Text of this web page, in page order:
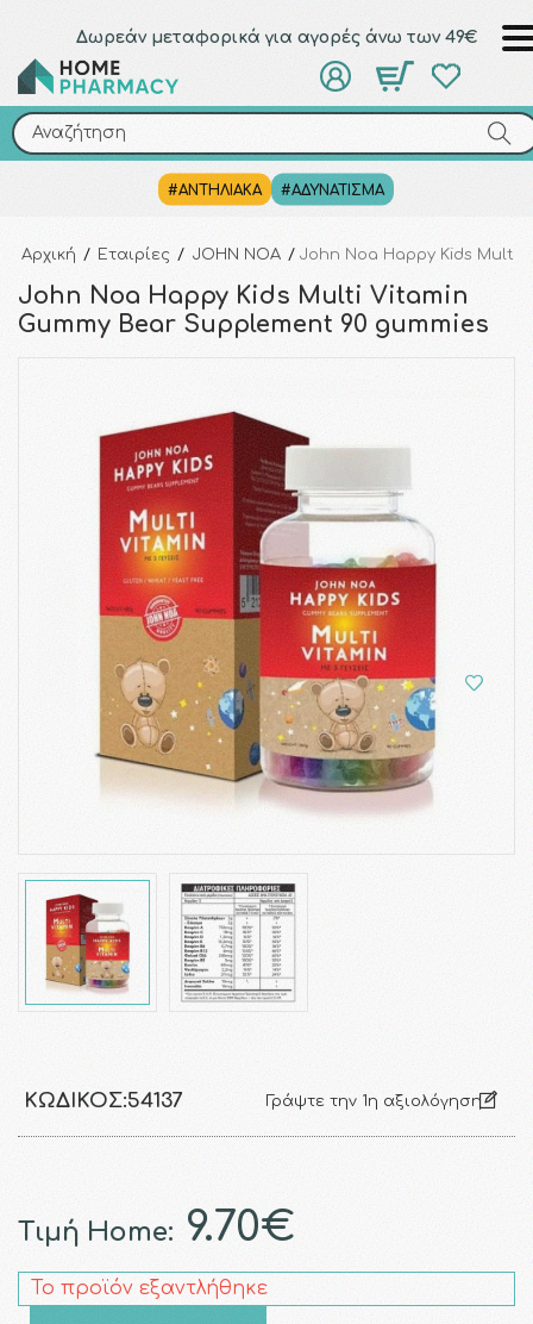
Δωρεάν μεταφορικά για αγορές άνω των 49€
Αναζήτηση
#ΑΝΤΗΛΙΑΚΑ #ΑΔΥΝΑΤΙΣΜΑ
Αναζήτηση
Αρχική / Εταιρίες / JOHN NOA / John Noa Happy Kids Multi
John Noa Happy Kids Multi Vitamin
Gummy Bear Supplement 90 gummies
ΚΩΔΙΚΌΣ:54137 Γράψτε την 1η αξιολόγηση
Τιμή Home: 9.70€
Το προϊόν εξαντλήθηκε